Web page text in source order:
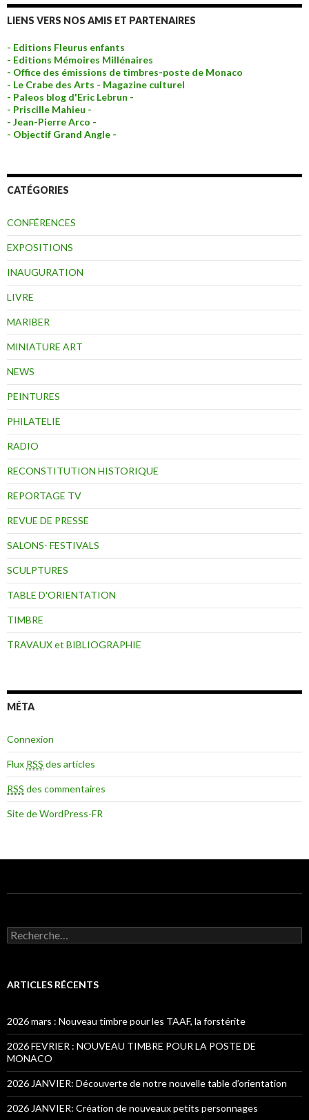
LIENS VERS NOS AMIS ET PARTENAIRES
- Editions Fleurus enfants
- Editions Mémoires Millénaires
- Office des émissions de timbres-poste de Monaco
- Le Crabe des Arts - Magazine culturel
- Paleos blog d'Eric Lebrun -
- Priscille Mahieu -
- Jean-Pierre Arco -
- Objectif Grand Angle -
CATÉGORIES
CONFÉRENCES
EXPOSITIONS
INAUGURATION
LIVRE
MARIBER
MINIATURE ART
NEWS
PEINTURES
PHILATELIE
RADIO
RECONSTITUTION HISTORIQUE
REPORTAGE TV
REVUE DE PRESSE
SALONS- FESTIVALS
SCULPTURES
TABLE D'ORIENTATION
TIMBRE
TRAVAUX et BIBLIOGRAPHIE
MÉTA
Connexion
Flux RSS des articles
RSS des commentaires
Site de WordPress-FR
Recherche pour :
ARTICLES RÉCENTS
2026 mars : Nouveau timbre pour les TAAF, la forstérite
2026 FEVRIER : NOUVEAU TIMBRE POUR LA POSTE DE
MONACO
2026 JANVIER: Découverte de notre nouvelle table d’orientation
2026 JANVIER: Création de nouveaux petits personnages